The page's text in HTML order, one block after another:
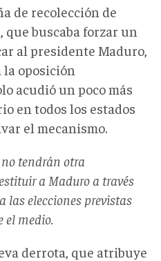
de recolección de
buscaba forzar un
al presidente Maduro,
la oposición
acudió un poco más
en todos los estados
el mecanismo.
tendrán otra
a Maduro a través
las elecciones previstas
el medio.
derrota, que atribuye